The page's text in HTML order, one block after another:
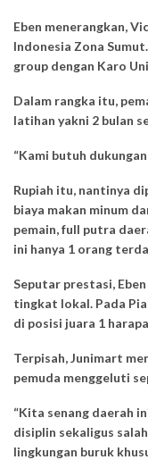
Eben menerangkan,
Indonesia Zona
group dengan Karo
Dalam rangka itu,
latihan yakni 2 bulan
“Kami butuh
Rupiah itu, nantinya
biaya makan minum
pemain, full putra
ini hanya 1 orang
Seputar prestasi,
tingkat lokal. Pada
di posisi juara 1
Terpisah, Junimart
pemuda menggeluti
“Kita senang daerah
disiplin sekaligus
lingkungan buruk